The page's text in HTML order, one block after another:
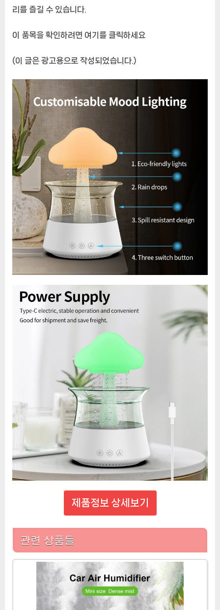
리를 즐길 수 있습니다.
이 품목을 확인하려면 여기를 클릭하세요
(이 글은 광고용으로 작성되었습니다.)
제품정보 상세보기
관련 상품들